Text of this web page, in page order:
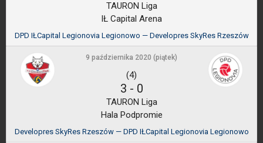
TAURON Liga
IŁ Capital Arena
DPD IŁCapital Legionovia Legionowo — Developres SkyRes Rzeszów
9 października 2020 (piątek)
(4)
3 - 0
TAURON Liga
Hala Podpromie
Developres SkyRes Rzeszów — DPD IŁCapital Legionovia Legionowo